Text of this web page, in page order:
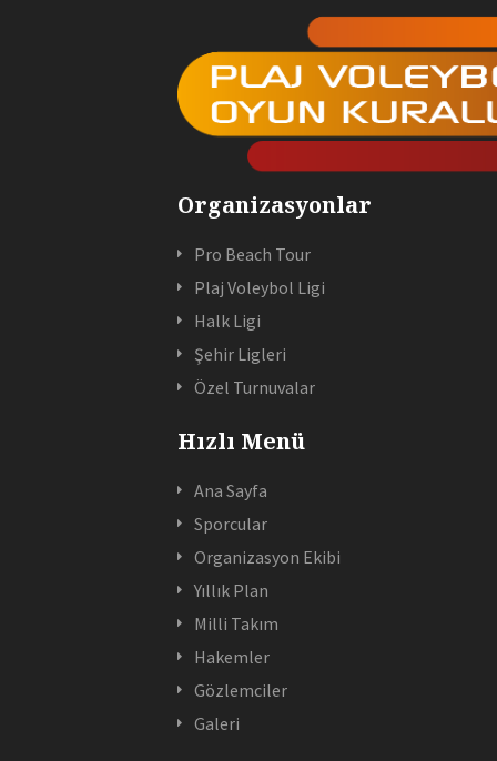
Organizasyonlar
Pro Beach Tour
Plaj Voleybol Ligi
Halk Ligi
Şehir Ligleri
Özel Turnuvalar
Hızlı Menü
Ana Sayfa
Sporcular
Organizasyon Ekibi
Yıllık Plan
Milli Takım
Hakemler
Gözlemciler
Galeri